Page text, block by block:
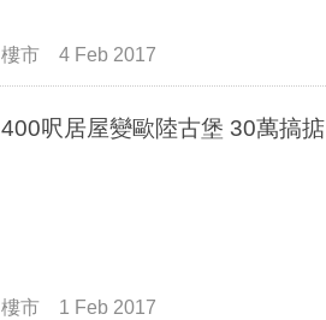
樓市 4 Feb 2017
400呎居屋變歐陸古堡 30萬搞掂
樓市 1 Feb 2017